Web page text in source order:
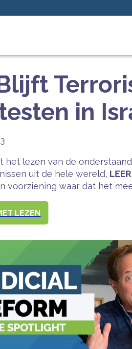
in
het lezen van de
uit de hele wereld, LEER
voorziening waar dat het
LEZEN